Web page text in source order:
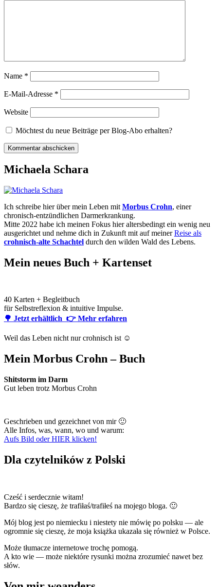
Name *
E-Mail-Adresse *
Website
Möchtest du neue Beiträge per Blog-Abo erhalten?
Michaela Schara
Ich schreibe hier über mein Leben mit Morbus Crohn, einer
chronisch-entzündlichen Darmerkrankung.
Mitte 2022 habe ich meinen Fokus hier altersbedingt ein wenig neu
ausgerichtet und nehme dich in Zukunft mit auf meinerReise als
crohnisch-alte Schachtel durch den wilden Wald des Lebens.
Mein neues Buch + Kartenset
40 Karten + Begleitbuch
für Selbstreflexion & intuitive Impulse.
🌳 Jetzt erhältlich 👉 Mehr erfahren
Weil das Leben nicht nur crohnisch ist ☺️
Mein Morbus Crohn – Buch
Shitstorm im Darm
Gut leben trotz Morbus Crohn
Geschrieben und gezeichnet von mir 🙂
Alle Infos, was, wann, wo und warum:
Aufs Bild oder HIER klicken!
Dla czytelników z Polski
Cześć i serdecznie witam!
Bardzo się cieszę, że trafiłaś/trafiłeś na mojego bloga. 🙂
Mój blog jest po niemiecku i niestety nie mówię po polsku — ale
ogromnie się cieszę, że moja książka ukazała się również w Polsce.
Może tłumacze internetowe trochę pomogą.
A kto wie — może niektóre rysunki można zrozumieć nawet bez
słów.